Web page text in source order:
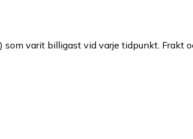
varit billigast vid varje tidpunkt. Frakt